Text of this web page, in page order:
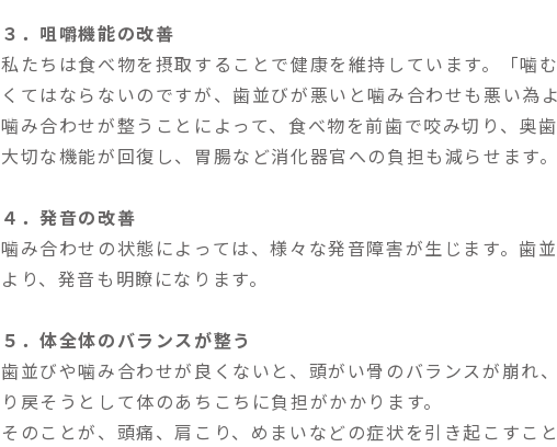
３．咀嚼機能の改善
私たちは食べ物を摂取することで健康を維持しています。「噛
くてはならないのですが、歯並びが悪いと噛み合わせも悪い為
噛み合わせが整うことによって、食べ物を前歯で咬み切り、奥
大切な機能が回復し、胃腸など消化器官への負担も減らせます。
４．発音の改善
噛み合わせの状態によっては、様々な発音障害が生じます。歯
より、発音も明瞭になります。
５．体全体のバランスが整う
歯並びや噛み合わせが良くないと、頭がい骨のバランスが崩れ
り戻そうとして体のあちこちに負担がかかります。
そのことが、頭痛、肩こり、めまいなどの症状を引き起こすこと